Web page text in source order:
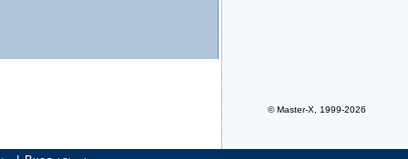
© Master-X, 1999-2026